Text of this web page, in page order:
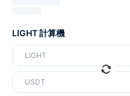
LIGHT 計算機
LIGHT
USDT